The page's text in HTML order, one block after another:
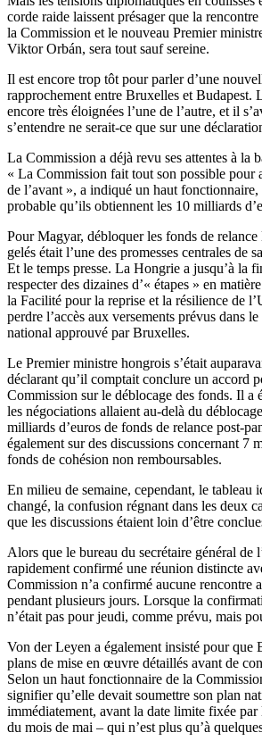
corde raide laissent présager que la
la Commission et le nouveau Premier
Viktor Orbán, sera tout sauf sereine.
Il est encore trop tôt pour parler d’une
rapprochement entre Bruxelles et Budapest.
encore très éloignées l’une de l’autre, et il
s’entendre ne serait-ce que sur une
La Commission a déjà revu ses attentes à la
« La Commission fait tout son possible pour
de l’avant », a indiqué un haut fonctionnaire,
probable qu’ils obtiennent les 10 milliards
Pour Magyar, débloquer les fonds de relance
gelés était l’une des promesses centrales de
Et le temps presse. La Hongrie a jusqu’à la
respecter des dizaines d’« étapes » en
la Facilité pour la reprise et la résilience de
perdre l’accès aux versements prévus dans
national approuvé par Bruxelles.
Le Premier ministre hongrois s’était
déclarant qu’il comptait conclure un accord
Commission sur le déblocage des fonds. Il a
les négociations allaient au-delà du
milliards d’euros de fonds de relance post-
également sur des discussions concernant 7
fonds de cohésion non remboursables.
En milieu de semaine, cependant, le tableau
changé, la confusion régnant dans les deux
que les discussions étaient loin d’être
Alors que le bureau du secrétaire général
rapidement confirmé une réunion distincte
Commission n’a confirmé aucune rencontre
pendant plusieurs jours. Lorsque la
n’était pas pour jeudi, comme prévu, mais
Von der Leyen a également insisté pour que
plans de mise en œuvre détaillés avant de
Selon un haut fonctionnaire de la
signifier qu’elle devait soumettre son plan
immédiatement, avant la date limite fixée
du mois de mai – qui n’est plus qu’à